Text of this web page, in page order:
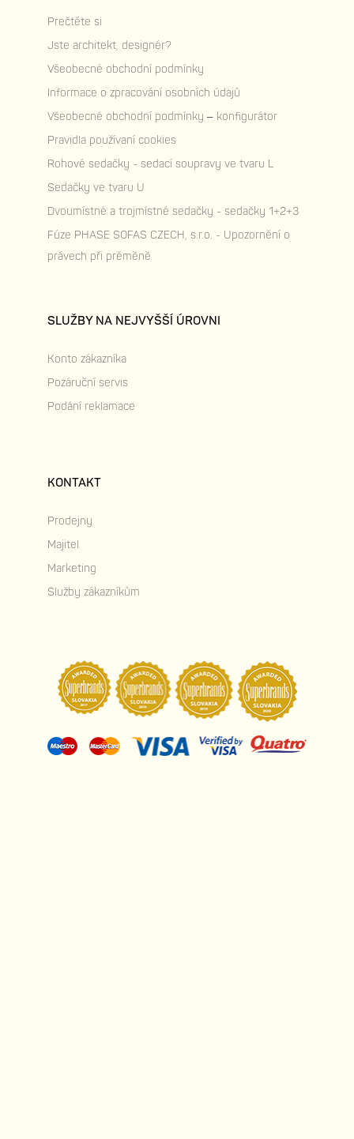
Prečtěte si
Jste architekt, designér?
Všeobecné obchodní podmínky
Informace o zpracování osobních údajů
Všeobecné obchodní podmínky – konfigurátor
Pravidla používaní cookies
Rohové sedačky - sedací soupravy ve tvaru L
Sedačky ve tvaru U
Dvoumístné a trojmístné sedačky - sedačky 1+2+3
Fúze PHASE SOFAS CZECH, s.r.o. - Upozornění o
právech při prěměně
SLUŽBY NA NEJVYŠŠÍ ÚROVNI
Konto zákazníka
Pozáruční servis
Podání reklamace
KONTAKT
Prodejny
Majitel
Marketing
Služby zákazníkům